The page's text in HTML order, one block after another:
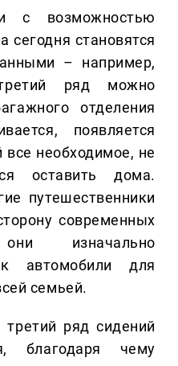
с возможностью
сегодня становятся
– например,
ряд можно
отделения
появляется
все необходимое, не
оставить дома.
путешественники
современных
изначально
автомобили для
семьей.
ряд сидений
благодаря чему